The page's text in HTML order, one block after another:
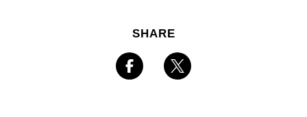
SHARE